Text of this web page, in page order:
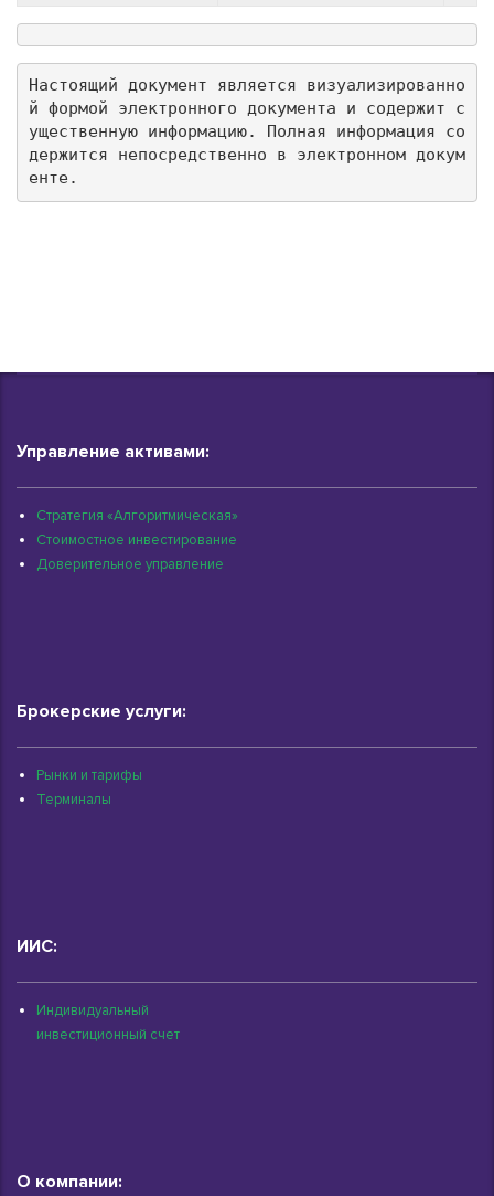
Настоящий документ является визуализированно
й формой электронного документа и содержит с
ущественную информацию. Полная информация со
держится непосредственно в электронном докум
енте.
Управление активами:
Стратегия «Алгоритмическая»
Стоимостное инвестирование
Доверительное управление
Брокерские услуги:
Рынки и тарифы
Терминалы
ИИС:
Индивидуальный
инвестиционный счет
О компании: